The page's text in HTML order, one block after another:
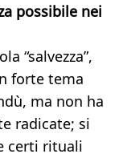
possibile nei
“salvezza”,
forte tema
ma non ha
radicate; si
certi rituali